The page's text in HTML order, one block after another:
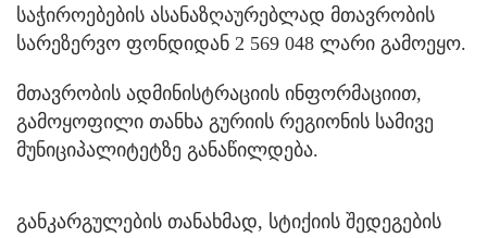
საჭიროებების ასანაზღაურებლად მთავრობის
სარეზერვო ფონდიდან 2 569 048 ლარი გამოეყო.
მთავრობის ადმინისტრაციის ინფორმაციით,
გამოყოფილი თანხა გურიის რეგიონის სამივე
მუნიციპალიტეტზე განაწილდება.
განკარგულების თანახმად, სტიქიის შედეგების